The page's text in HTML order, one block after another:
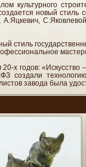
культурного
новый стиль
стиль
20-x годов:
создали
завода была